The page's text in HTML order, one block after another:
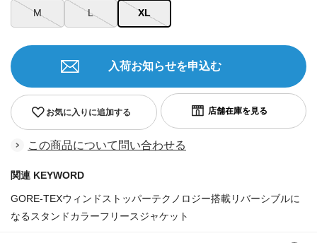
M L XL
お気に入りに追加する
入荷お知らせを申込む
この商品について問い合わせる
関連 KEYWORD
GORE-TEXウィンドストッパーテクノロジー搭載リバーシブルに
なるスタンドカラーフリースジャケット